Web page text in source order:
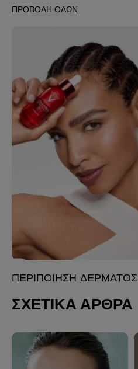
ΠΡΟΒΟΛΗ ΟΛΩΝ
ΠΕΡΙΠΟΊΗΣΗ ΔΈΡΜΑΤΟΣ
ΣΧΕΤΙΚΑ ΑΡΘΡΑ